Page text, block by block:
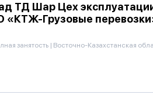
ТД Шар Цех
«КТЖ-Грузовые
занятость | Восточно-Казахстанская